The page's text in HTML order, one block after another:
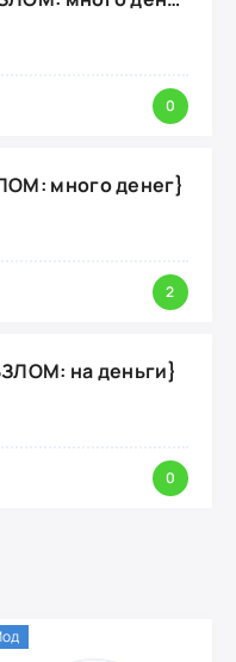
0
много денег}
2
на деньги}
0